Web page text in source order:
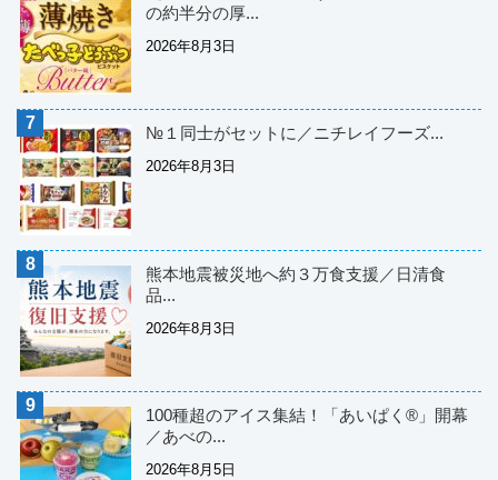
の約半分の厚...
2026年8月3日
№１同士がセットに／ニチレイフーズ...
2026年8月3日
熊本地震被災地へ約３万食支援／日清食
品...
2026年8月3日
100種超のアイス集結！「あいぱく®」開幕
／あべの...
2026年8月5日